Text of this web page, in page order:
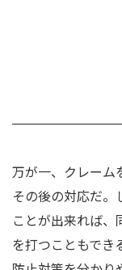
万が一、クレーム
その後の対応だ。
ことが出来れば
を打つこともでき